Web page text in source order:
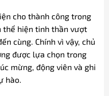
cho thành công trong
thể hiện tinh thần vượt
cùng. Chính vì vậy, chủ
được lựa chọn trong
mừng, động viên và ghi
hào.